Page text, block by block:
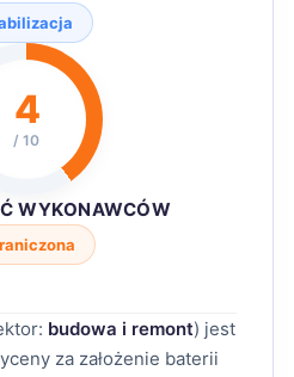
4
/ 10
WYKONAWCÓW
budowa i remont) jest
za założenie baterii